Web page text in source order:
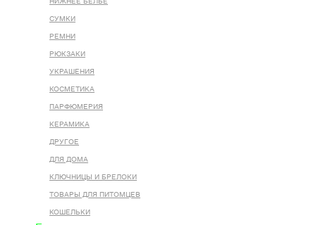
СУМКИ
РЕМНИ
РЮКЗАКИ
УКРАШЕНИЯ
КОСМЕТИКА
ПАРФЮМЕРИЯ
КЕРАМИКА
ДРУГОЕ
ДЛЯ ДОМА
КЛЮЧНИЦЫ И БРЕЛОКИ
ТОВАРЫ ДЛЯ ПИТОМЦЕВ
КОШЕЛЬКИ